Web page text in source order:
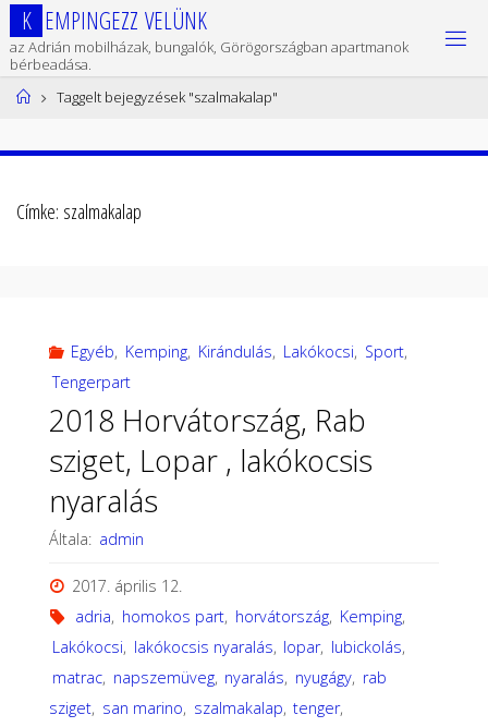
Ugrás
tartalomhoz
K EMPINGEZZ VELÜNK
az Adrián mobilházak, bungalók, Görögországban apartmanok
bérbeadása.
Kezdőlap
Taggelt bejegyzések "szalmakalap"
Címke: szalmakalap
Egyéb, Kemping, Kirándulás, Lakókocsi, Sport,
Tengerpart
2018 Horvátország, Rab
sziget, Lopar , lakókocsis
nyaralás
Általa: admin
2017. április 12.
adria, homokos part, horvátország, Kemping,
Lakókocsi, lakókocsis nyaralás, lopar, lubickolás,
matrac, napszemüveg, nyaralás, nyugágy, rab
sziget, san marino, szalmakalap, tenger,